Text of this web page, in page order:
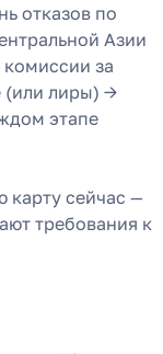
отказов по
Азии
за
(или лиры) →
этапе
карту сейчас —
требования к